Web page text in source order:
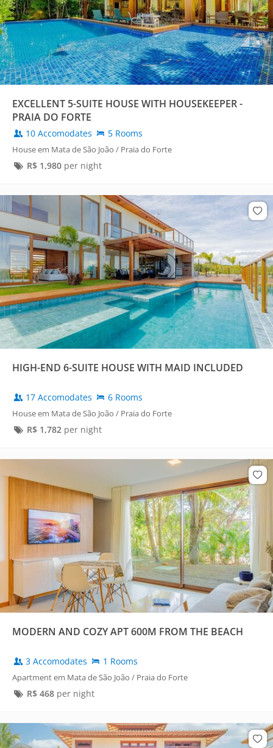
EXCELLENT 5-SUITE HOUSE WITH HOUSEKEEPER -
PRAIA DO FORTE
10 Accomodates 5 Rooms
House em Mata de São João / Praia do Forte
R$ 1,980per night
HIGH-END 6-SUITE HOUSE WITH MAID INCLUDED
17 Accomodates 6 Rooms
House em Mata de São João / Praia do Forte
R$ 1,782per night
MODERN AND COZY APT 600M FROM THE BEACH
3 Accomodates 1 Rooms
Apartment em Mata de São João / Praia do Forte
R$ 468per night